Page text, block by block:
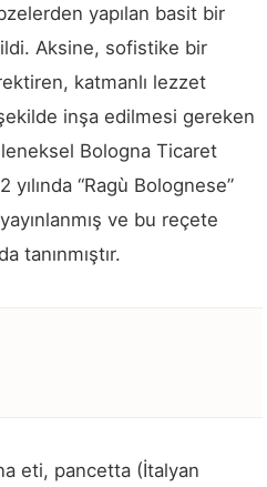
yapılan basit bir
Aksine, sofistike bir
katmanlı lezzet
inşa edilmesi gereken
Bologna Ticaret
yılında “Ragù Bolognese”
ve bu reçete
tanınmıştır.
eti, pancetta (İtalyan